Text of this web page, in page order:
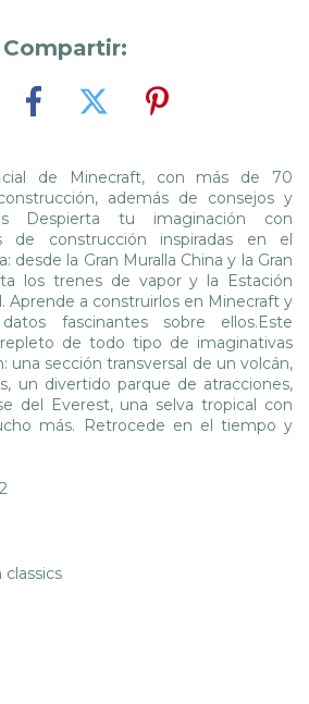
Compartir:
de Minecraft, con más de 70
además de consejos y
Despierta tu imaginación con
de construcción inspiradas en el
desde la Gran Muralla China y la Gran
los trenes de vapor y la Estación
Aprende a construirlos en Minecraft y
fascinantes sobre ellos.Este
de todo tipo de imaginativas
una sección transversal de un volcán,
un divertido parque de atracciones,
del Everest, una selva tropical con
más. Retrocede en el tiempo y